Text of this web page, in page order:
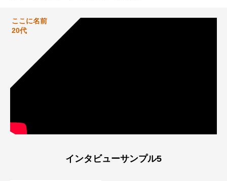
ここに名前
20代
インタビューサンプル5